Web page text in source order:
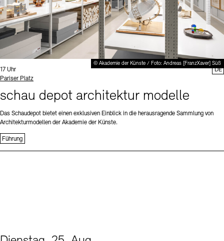
© Akademie der Künste / Foto: Andreas [FranzXaver] Süß
Uhrzeit:
17 Uhr
Standort
Pariser Platz
schau depot architektur modelle
Das Schaudepot bietet einen exklusiven Einblick in die herausragende Sammlung von
Architekturmodellen der Akademie der Künste.
Führung
DE